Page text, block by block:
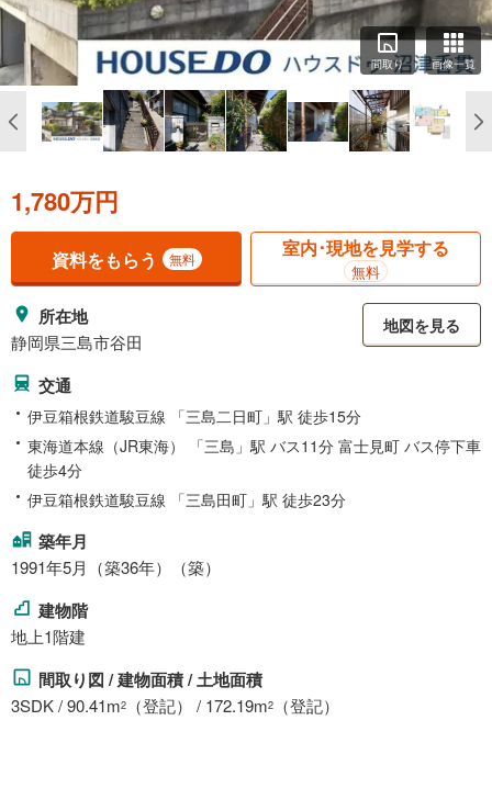
間取り 画像一覧
1,780万円
資料をもらう 無料 室内･現地を見学する
無料
所在地
静岡県三島市谷田
地図を見る
交通
伊豆箱根鉄道駿豆線 「三島二日町」駅 徒歩15分
東海道本線（JR東海） 「三島」駅 バス11分 富士見町 バス停下車
徒歩4分
伊豆箱根鉄道駿豆線 「三島田町」駅 徒歩23分
築年月
1991年5月（築36年）（築）
建物階
地上1階建
間取り図 / 建物面積 / 土地面積
3SDK / 90.41m2 （登記） / 172.19m2 （登記）